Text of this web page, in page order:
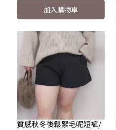
加入購物車
質感秋冬後鬆緊毛呢短褲/